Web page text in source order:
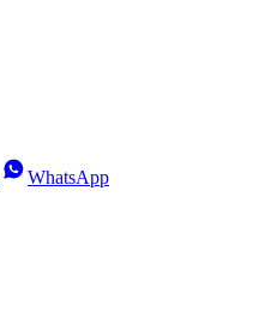
WhatsApp